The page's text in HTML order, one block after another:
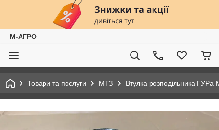
М-АГРО
Товари та послуги МТЗ Втулка розподільника